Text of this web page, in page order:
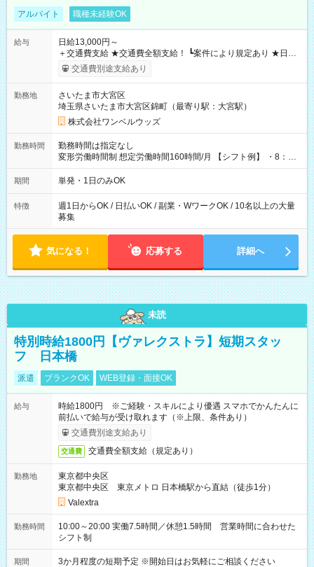
アルバイト 職種未経験OK
給与
日給13,000円～
＋交通費支給 ★交通費全額支給！ ┗案件により規定あり ★日払
いOK！（規定あり） ┗働いたその日に現金GET♪ お仕事後はコ
ンビニATMから 日払い分を引き落とせます！ 【試用期間】試
交通費別途支給あり
勤務地
さいたま市大宮区
埼玉県さいたま市大宮区錦町（最寄り駅：大宮駅）
株式会社ワンベルウッズ
勤務時間
勤務時間は指定なし
変形労働時間制 想定労働時間160時間/月 【シフト例】 ・8：00
～21：00
期間 単発・1日のみOK
特徴
週1日からOK / 日払いOK / 副業・WワークOK / 10名以上の大量
募集
気になる！ 応募する 詳細へ
未読
特別時給1800円【ヴァレクストラ】短期スタッ
フ 日本橋
派遣 ブランクOK WEB登録・面接OK
給与
時給1800円 ※ご経験・スキルにより優遇 スマホでかんたんに
前払いで給与が受け取れます（※上限、条件あり）
交通費別途支給あり
交通費 交通費全額支給（規定あり）
勤務地
東京都中央区
東京都中央区 東京メトロ 日本橋駅から直結（徒歩1分）
Valextra
勤務時間
10:00～20:00 実働7.5時間／休憩1.5時間 営業時間に合わせた
シフト制
期間 3か月程度の短期予定 ※開始日はお気軽にご相談ください